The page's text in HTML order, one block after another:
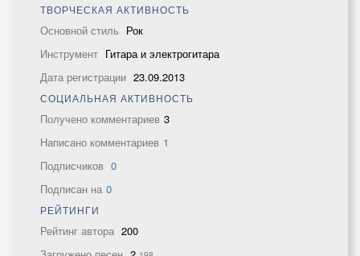
ТВОРЧЕСКАЯ АКТИВНОСТЬ
Основной стиль Рок
Инструмент Гитара и электрогитара
Дата регистрации 23.09.2013
СОЦИАЛЬНАЯ АКТИВНОСТЬ
Получено комментариев 3
Написано комментариев 1
Подписчиков 0
Подписан на 0
РЕЙТИНГИ
Рейтинг автора 200